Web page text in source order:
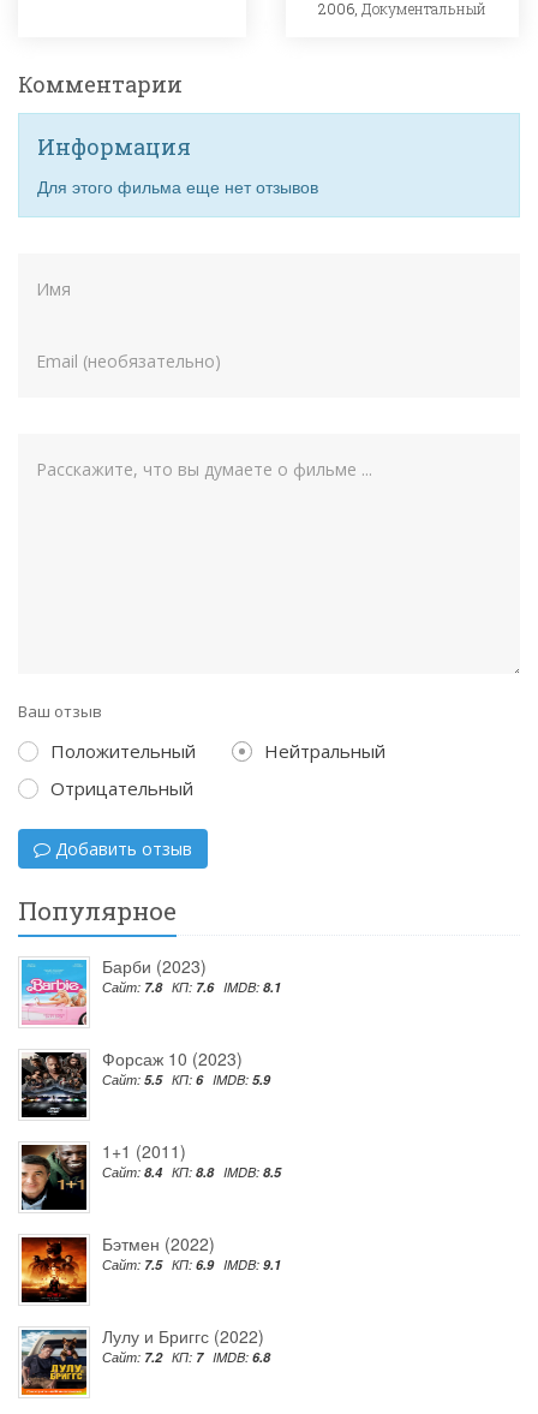
2006, Документальный
Комментарии
Информация
Для этого фильма еще нет отзывов
Ваш отзыв
Положительный
Нейтральный
Отрицательный
Добавить отзыв
Популярное
Барби (2023)
Сайт: 7.8 КП: 7.6 IMDB: 8.1
Форсаж 10 (2023)
Сайт: 5.5 КП: 6 IMDB: 5.9
1+1 (2011)
Сайт: 8.4 КП: 8.8 IMDB: 8.5
Бэтмен (2022)
Сайт: 7.5 КП: 6.9 IMDB: 9.1
Лулу и Бриггс (2022)
Сайт: 7.2 КП: 7 IMDB: 6.8